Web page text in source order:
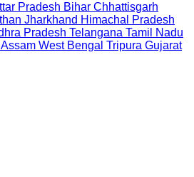
Pradesh Bihar Chhattisgarh
Jharkhand Himachal Pradesh
Pradesh Telangana Tamil Nadu
Assam West Bengal Tripura Gujarat